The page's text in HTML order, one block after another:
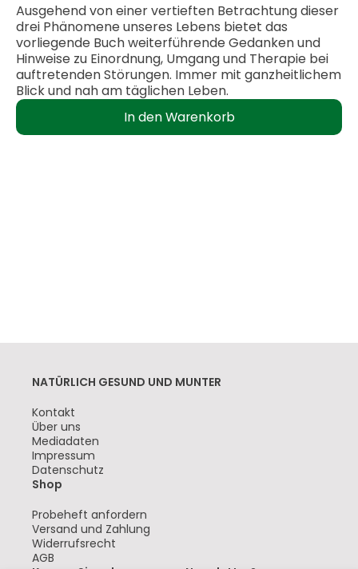
Ausgehend von einer vertieften Betrachtung dieser
drei Phänomene unseres Lebens bietet das
vorliegende Buch weiterführende Gedanken und
Hinweise zu Einordnung, Umgang und Therapie bei
auftretenden Störungen. Immer mit ganzheitlichem
Blick und nah am täglichen Leben.
NATÜRLICH GESUND UND MUNTER
Navigation
überspringen
Kontakt
Über uns
Mediadaten
Impressum
Datenschutz
Shop
Navigation
überspringen
Probeheft anfordern
Versand und Zahlung
Widerrufsrecht
AGB